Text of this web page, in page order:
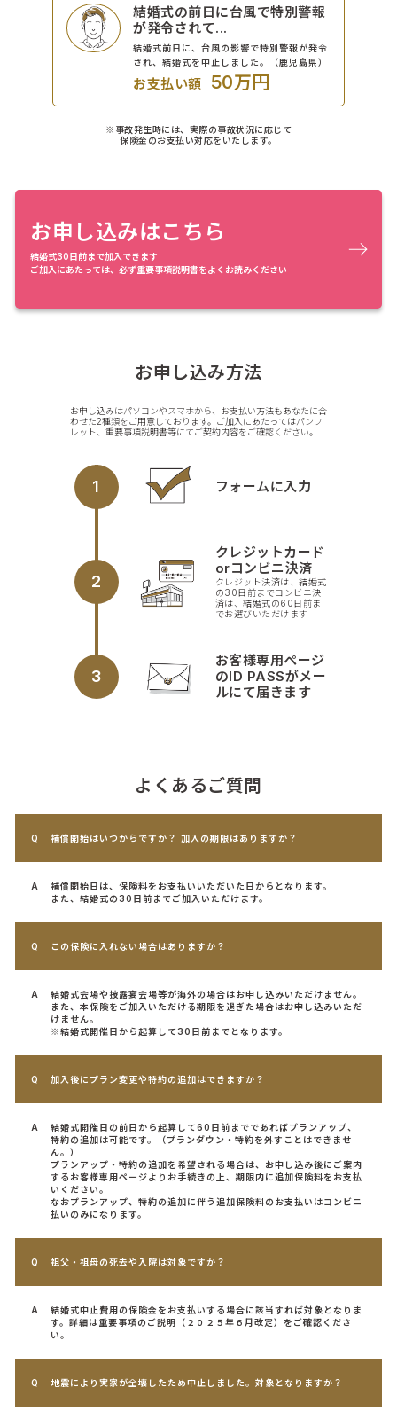
結婚式の前日に台風で特別警報
が発令されて...
結婚式前日に、台風の影響で特別警報が発令
され、結婚式を中止しました。（鹿児島県）
お支払い額 50万円
※事故発生時には、実際の事故状況に応じて
保険金のお支払い対応をいたします。
お申し込みはこちら
結婚式30日前まで加入できます
ご加入にあたっては、必ず重要事項説明書をよくお読みください
お申し込み方法
お申し込みはパソコンやスマホから、お支払い方法もあなたに合
わせた2種類をご用意しております。ご加入にあたってはパンフ
レット、重要事項説明書等にてご契約内容をご確認ください。
1 フォームに入力
2
クレジットカード
orコンビニ決済
クレジット決済は、結婚式
の30日前までコンビニ決
済は、結婚式の60日前ま
でお選びいただけます
3
お客様専用ページ
のID PASSがメー
ルにて届きます
よくあるご質問
補償開始はいつからですか？ 加入の期限はありますか？
補償開始日は、保険料をお支払いいただいた日からとなります。
また、結婚式の30日前までご加入いただけます。
この保険に入れない場合はありますか？
結婚式会場や披露宴会場等が海外の場合はお申し込みいただけません。
また、本保険をご加入いただける期限を過ぎた場合はお申し込みいただ
けません。
※結婚式開催日から起算して30日前までとなります。
加入後にプラン変更や特約の追加はできますか？
結婚式開催日の前日から起算して60日前までであればプランアップ、
特約の追加は可能です。（プランダウン・特約を外すことはできませ
ん。）
プランアップ・特約の追加を希望される場合は、お申し込み後にご案内
するお客様専用ページよりお手続きの上、期限内に追加保険料をお支払
いください。
なおプランアップ、特約の追加に伴う追加保険料のお支払いはコンビニ
払いのみになります。
祖父・祖母の死去や入院は対象ですか？
結婚式中止費用の保険金をお支払いする場合に該当すれば対象となりま
す。詳細は重要事項のご説明（２０２５年６月改定）をご確認くださ
い。
地震により実家が全壊したため中止しました。対象となりますか？